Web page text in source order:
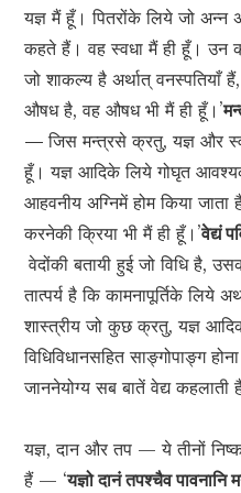
यज्ञ मैं हूँ। पितरोंके लिये जो अन्न
कहते हैं। वह स्वधा मैं ही हूँ। उन
जो शाकल्य है अर्थात् वनस्पतियाँ
औषध है, वह औषध भी मैं ही हूँ।’
—जिस मन्त्रसे क्रतु, यज्ञ और
हूँ। यज्ञ आदिके लिये गोघृत
आहवनीय अग्निमें होम किया
करनेकी क्रिया भी मैं ही हूँ।’वेद्यं
वेदोंकी बतायी हुई जो विधि है,
तात्पर्य है कि कामनापूर्तिके लिये
शास्त्रीय जो कुछ क्रतु, यज्ञ
विधिविधानसहित साङ्गोपाङ्ग
जाननेयोग्य सब बातें वेद्य कहलाती
यज्ञ, दान और तप — ये तीनों
हैं — ‘यज्ञो दानं तपश्चैव पावनानि